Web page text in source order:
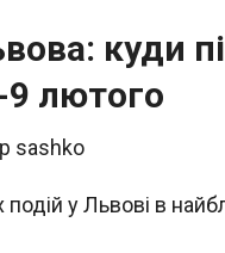
куди
9 лютого
sashko
подій у Львові в